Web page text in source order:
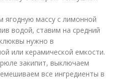
ягодную массу с лимонной
водой, ставим на средний
нужно в
или керамической емкости.
закипит, выключаем
все ингредиенты в